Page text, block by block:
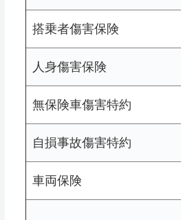
搭乗者傷害保険
人身傷害保険
無保険車傷害特約
自損事故傷害特約
車両保険